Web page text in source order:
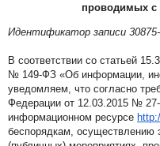
проводимых с
Идентификатор записи
В соответствии со статьей
№ 149-ФЗ «Об информации,
уведомляем, что согласно
Федерации от 12.03.2015 №
информационном ресурсе
беспорядкам, осуществлению